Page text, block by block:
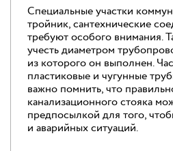
Специальные участки
тройник, сантехнические
требуют особого внимания.
учесть диаметром
из которого он выполнен.
пластиковые и чугунные
важно помнить, что
канализационного стояка
предпосылкой для того,
и аварийных ситуаций.